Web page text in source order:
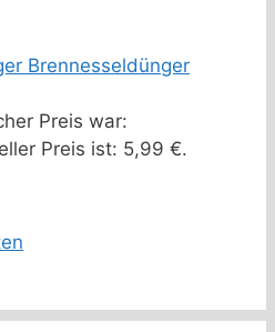
Brennesseldünger
Preis war:
Preis ist: 5,99 €.